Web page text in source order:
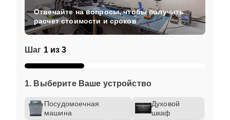
Шаг 1 из 3
1. Выберите Ваше устройство
Посудомоечная
машина
Духовой
шкаф
Отвечайте на вопросы, чтобы получить
расчет стоимости и сроков